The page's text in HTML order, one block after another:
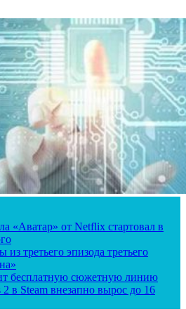
«Аватар» от Netflix стартовал в
из третьего эпизода третьего
бесплатную сюжетную линию
в Steam внезапно вырос до 16